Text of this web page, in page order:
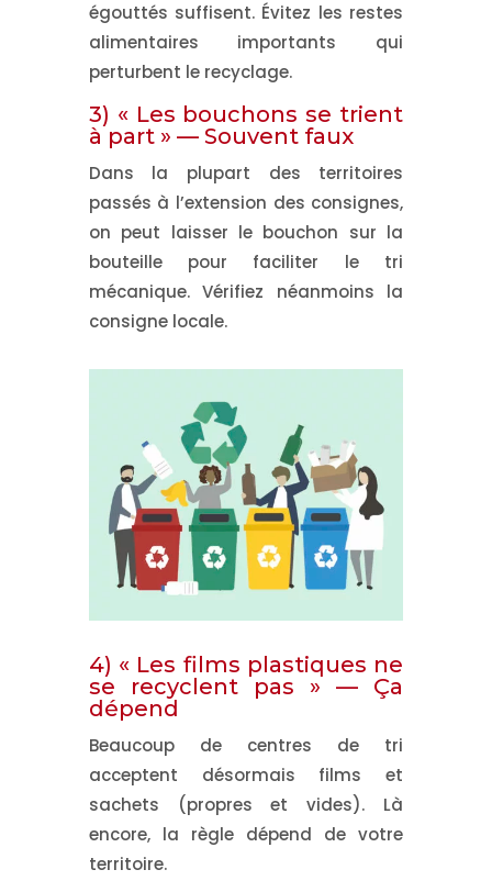
égouttés suffisent. Évitez les restes
alimentaires importants qui
perturbent le recyclage.
3) « Les bouchons se trient
à part » — Souvent faux
Dans la plupart des territoires
passés à l’extension des consignes,
on peut laisser le bouchon sur la
bouteillepour faciliter le tri
mécanique. Vérifiez néanmoins la
consigne locale.
4) « Les films plastiques ne
se recyclent pas » — Ça
dépend
Beaucoup de centres de tri
acceptent désormais films et
sachets (propres et vides). Là
encore, la règle dépend de votre
territoire.